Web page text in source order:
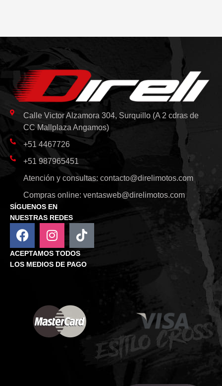
Calle Victor Alzamora 304, Surquillo (A 2 cdras de
CC Mallplaza Angamos)
+51 4467726
+51 987965451
Atención y consultas: contacto@direlimotos.com
Compras online: ventasweb@direlimotos.com
SÍGUENOS EN
NUESTRAS REDES
ACEPTAMOS TODOS
LOS MEDIOS DE PAGO